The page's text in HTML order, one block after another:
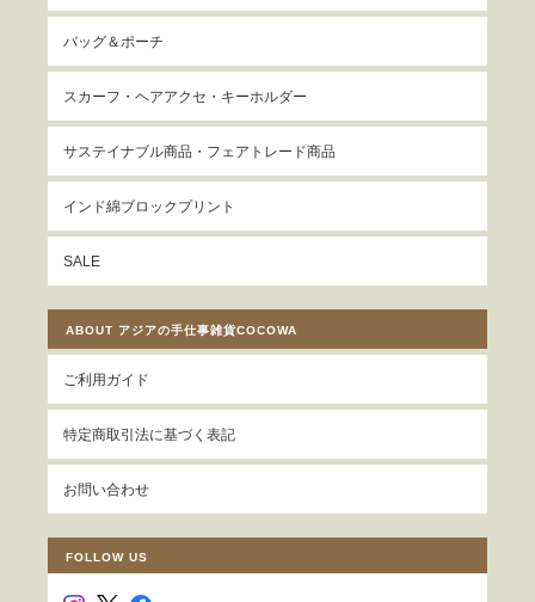
バッグ＆ポーチ
スカーフ・ヘアアクセ・キーホルダー
サステイナブル商品・フェアトレード商品
インド綿ブロックプリント
SALE
ABOUT アジアの手仕事雑貨COCOWA
ご利用ガイド
特定商取引法に基づく表記
お問い合わせ
FOLLOW US